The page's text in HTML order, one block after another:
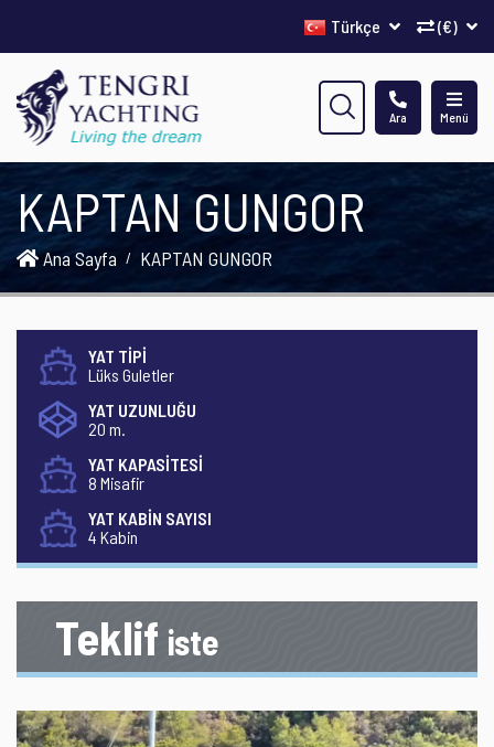
(€)
Türkçe
Menü
Ara
KAPTAN GUNGOR
Ana Sayfa KAPTAN GUNGOR
YAT TİPİ
Lüks Guletler
YAT UZUNLUĞU
20 m.
YAT KAPASİTESİ
8 Misafir
YAT KABİN SAYISI
4 Kabin
Teklif iste